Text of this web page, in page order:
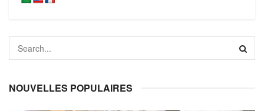
NOUVELLES POPULAIRES